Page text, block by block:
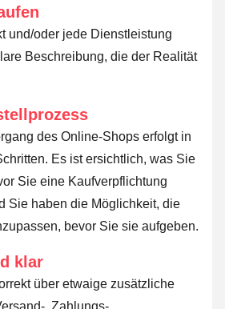
und/oder jede Dienstleistung
Beschreibung, die der Realität
des Online-Shops erfolgt in
Es ist ersichtlich, was Sie
Sie eine Kaufverpflichtung
Sie haben die Möglichkeit, die
bevor Sie sie aufgeben.
klar
über etwaige zusätzliche